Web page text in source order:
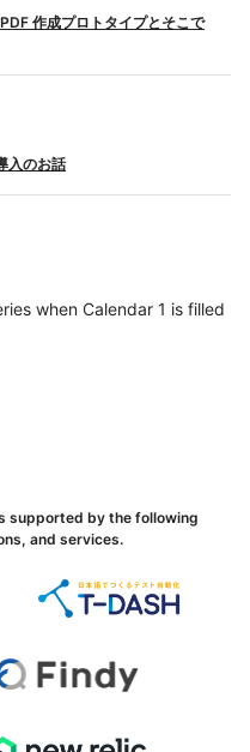
作成プロトタイプとそこで
入のお話
when Calendar 1 is filled
supported by the following
and services.